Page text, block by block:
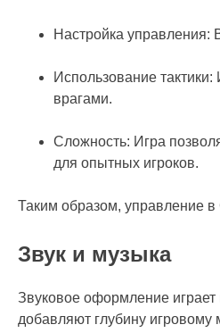
Настройка управления:
Использование
врагами.
Сложность: Игра
для опытных игроков.
Таким образом, управление
Звук и музыка
Звуковое оформление
добавляют глубину игровому